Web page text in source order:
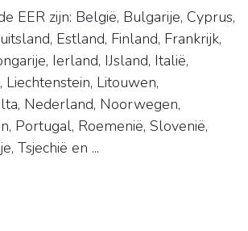
EER zijn: België, Bulgarije, Cyprus,
Estland, Finland, Frankrijk,
Ierland, IJsland, Italië,
Liechtenstein, Litouwen,
Nederland, Noorwegen,
Portugal, Roemenië, Slovenië,
Tsjechië en ...